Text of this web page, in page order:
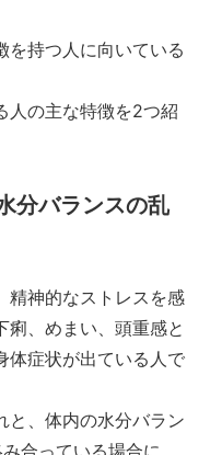
を持つ人に向いている
人の主な特徴を2つ紹
分バランスの乱
精神的なストレスを感
痢、めまい、頭重感と
体症状が出ている人で
と、体内の水分バラン
合っている場合に、